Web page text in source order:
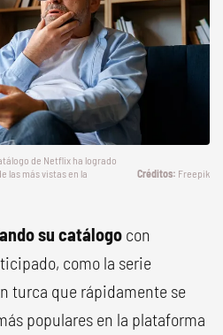
de Netflix ha logrado
las más vistas en la
Freepik
su catálogo con
como la serie
turca que rápidamente se
populares en la plataforma